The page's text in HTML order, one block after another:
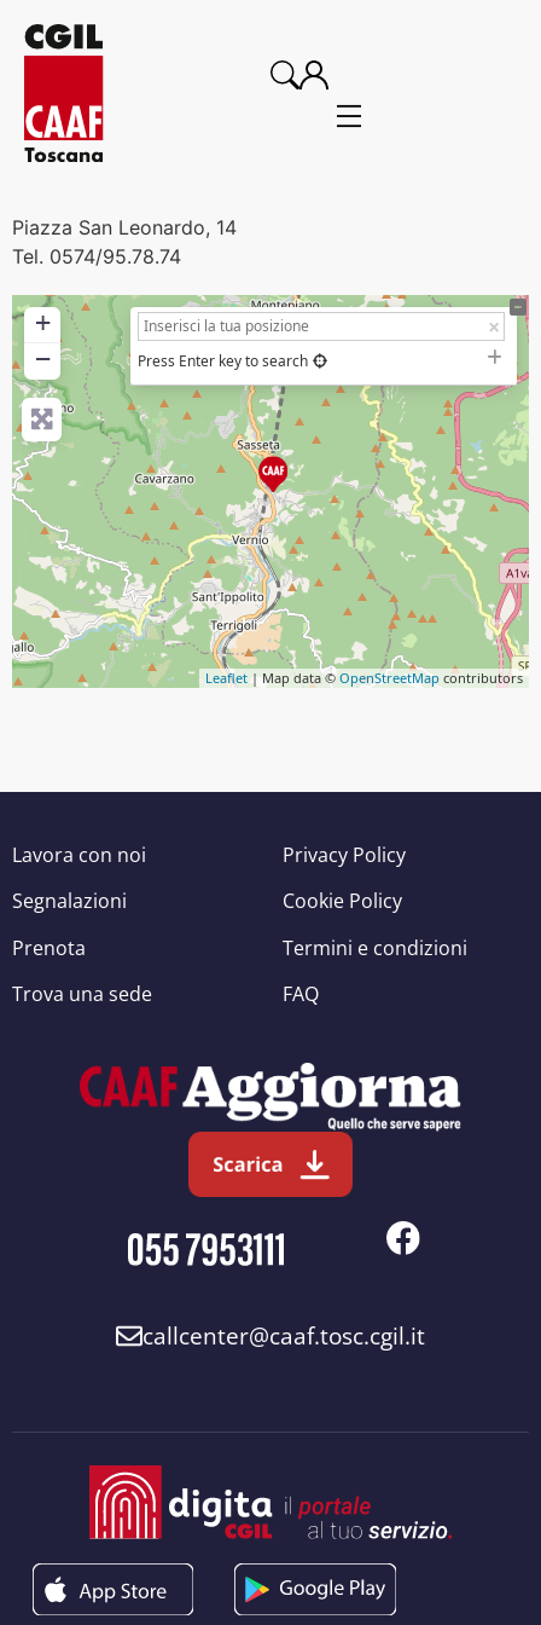
Piazza San Leonardo, 14
Tel. 0574/95.78.74
+
−
Press Enter key to search
Leaflet | Map data ©OpenStreetMap contributors
Lavora con noi
Segnalazioni
Prenota
Trova una sede
Privacy Policy
Cookie Policy
Termini e condizioni
FAQ
callcenter@caaf.tosc.cgil.it